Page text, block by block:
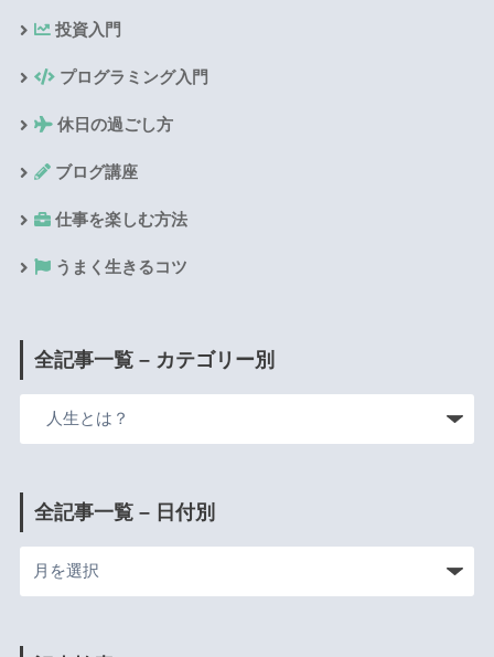
投資入門
プログラミング入門
休日の過ごし方
ブログ講座
仕事を楽しむ方法
うまく生きるコツ
全記事一覧 – カテゴリー別
全記事一覧 – 日付別